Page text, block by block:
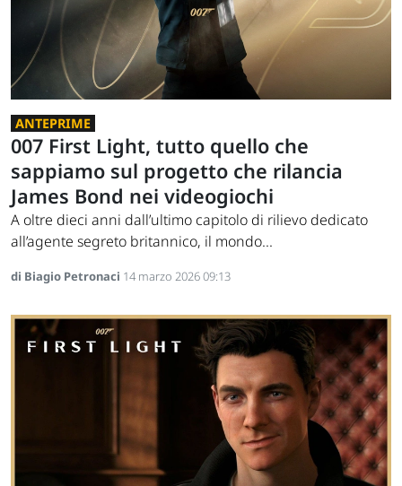
ANTEPRIME
007 First Light, tutto quello che
sappiamo sul progetto che rilancia
James Bond nei videogiochi
A oltre dieci anni dall’ultimo capitolo di rilievo dedicato
all’agente segreto britannico, il mondo...
di Biagio Petronaci 14 marzo 2026 09:13